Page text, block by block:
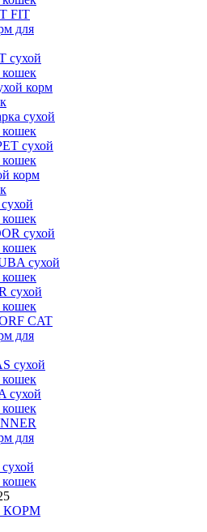
FIT
для
сухой
кошек
корм
сухой
кошек
сухой
кошек
корм
кошек
сухой
кошек
сухой
кошек
сухой
кошек
CAT
для
сухой
кошек
сухой
кошек
для
кошек